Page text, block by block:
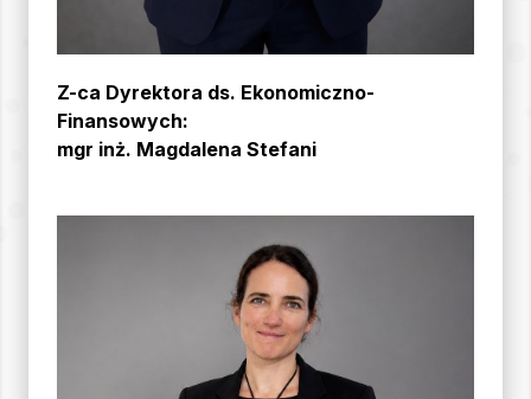
Z-ca Dyrektora ds. Ekonomiczno-
Finansowych:
mgr inż. Magdalena Stefani